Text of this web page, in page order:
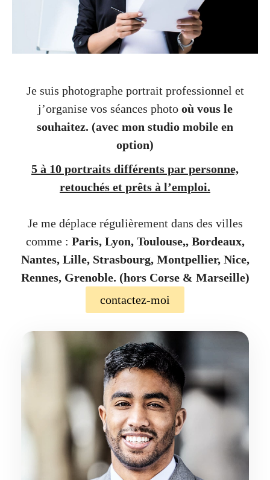
Je suis photographe portrait professionnel et
j’organise vos séances photo où vous le
souhaitez. (avec mon studio mobile en
option)
5 à 10 portraits différents par personne,
retouchés et prêts à l’emploi.
Je me déplace régulièrement dans des villes
comme : Paris, Lyon, Toulouse,, Bordeaux,
Nantes, Lille, Strasbourg, Montpellier, Nice,
Rennes, Grenoble. (hors Corse & Marseille)
contactez-moi